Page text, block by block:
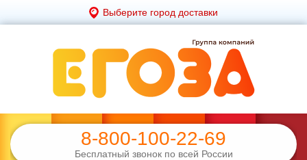
Выберите город доставки
8-800-100-22-69
Бесплатный звонок по всей России